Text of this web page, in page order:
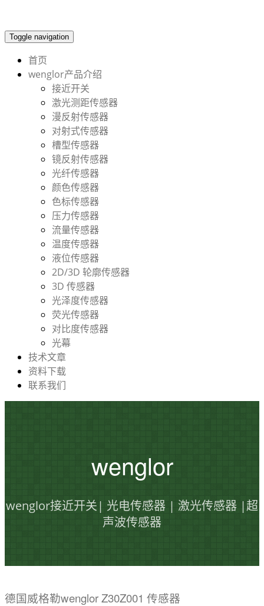
Toggle navigation
首页
wenglor产品介绍
接近开关
激光测距传感器
漫反射传感器
对射式传感器
槽型传感器
镜反射传感器
光纤传感器
颜色传感器
色标传感器
压力传感器
流量传感器
温度传感器
液位传感器
2D/3D 轮廓传感器
3D 传感器
光泽度传感器
荧光传感器
对比度传感器
光幕
技术文章
资料下载
联系我们
wenglor
wenglor接近开关| 光电传感器 | 激光传感器 |超
声波传感器
德国威格勒wenglor Z30Z001 传感器